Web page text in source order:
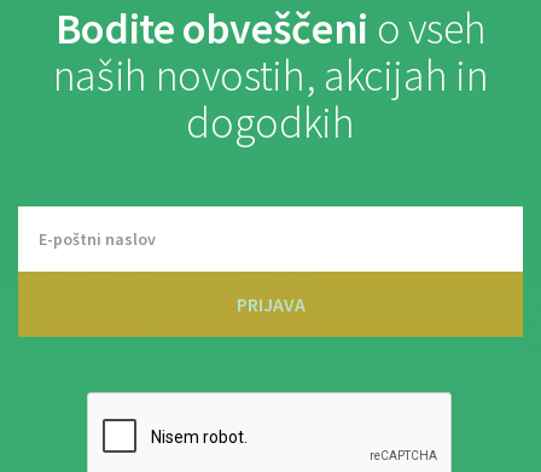
Bodite obveščeni o vseh
naših novostih, akcijah in
dogodkih
PRIJAVA